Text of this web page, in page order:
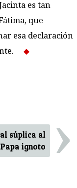
es tan
que
esa declaración
súplica al
Papa ignoto
›